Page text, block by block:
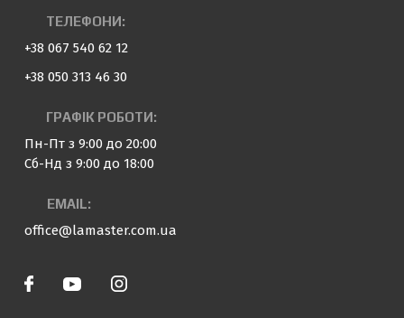
ТЕЛЕФОНИ:
+38 067 540 62 12
+38 050 313 46 30
ГРАФІК РОБОТИ:
Пн-Пт з 9:00 до 20:00
Сб-Нд з 9:00 до 18:00
EMAIL:
office@lamaster.com.ua